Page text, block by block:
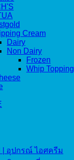
Cream
Dairy
Non Dairy
Frozen
Whip Topping
| อุปกรณ์ ไอศครีม